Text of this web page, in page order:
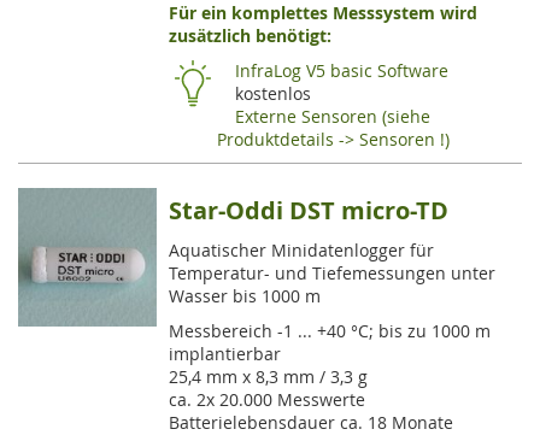
Für ein komplettes Messsystem wird
zusätzlich benötigt:
InfraLog V5 basic Software
kostenlos
Externe Sensoren (siehe
Produktdetails -> Sensoren !)
Star-Oddi DST micro-TD
Aquatischer Minidatenlogger für
Temperatur- und Tiefemessungen unter
Wasser bis 1000 m
Messbereich -1 ... +40 °C; bis zu 1000 m
implantierbar
25,4 mm x 8,3 mm / 3,3 g
ca. 2x 20.000 Messwerte
Batterielebensdauer ca. 18 Monate